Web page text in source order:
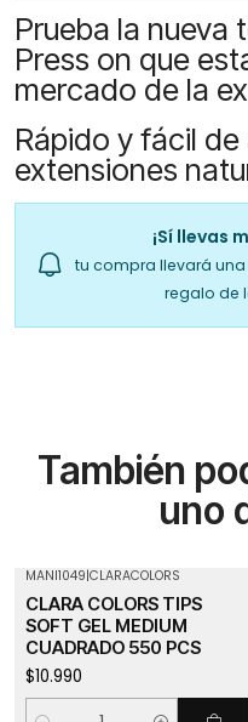
Prueba la nueva
Press on que
mercado de la
Rápido y fácil
extensiones
¡Sí llevas
tu compra llevará
regalo de
También
uno
MANI1049|CLARACOLORS
CLARA COLORS TIPS
SOFT GEL MEDIUM
CUADRADO 550 PCS
$10.990